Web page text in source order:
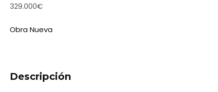
329.000€
Obra Nueva
Descripción